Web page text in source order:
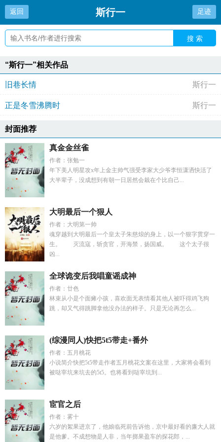
返回 斯行一 足迹
搜 索
“斯行一”相关作品
旧巷长情 斯行一
正是冬雪沸腾时 斯行一
封面推荐
真金金丝雀
作者：张勉一
年下美人明星攻x年上金主帅气强受李家大少爷李恒潇洒快活了
大半辈子，没成想到有朝一日居然会栽在个比自己...
大明最后一个狠人
作者：大明第一帅
魂穿越到大明最后一个皇太子朱慈烺的身上，以一个狠字贯穿一
生。 灭流寇，斩贪官，开海禁，扬国威。 这个太子很
凶...
全球诡变后我唱童谣成神
作者：廿色
林束从小是个面瘫小孩，喜欢面无表情看其他人被吓得鸡飞狗
跳，却又气得跳脚拿他没办法的样子。只是无论再怎么...
(综漫同人)快把5t5带走+番外
作者：五月桃花
小说简介快把5t5带走作者五月桃花文案在这里，大家将会看到
被哒宰坑来坑去的5t5。也将看到哒宰坑到...
宦官之后
作者：雾十
六岁的絮果进京了，他娘临死前告诉他，京中最好看的廉大人就
是他爹。不成想物是人非，当年掷果盈车的探花郎，...